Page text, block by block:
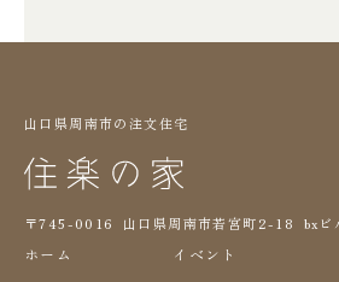
山口県周南市の注文住宅
〒745-0016 山口県周南市若宮町2-18 bxビ
ホーム
イベント